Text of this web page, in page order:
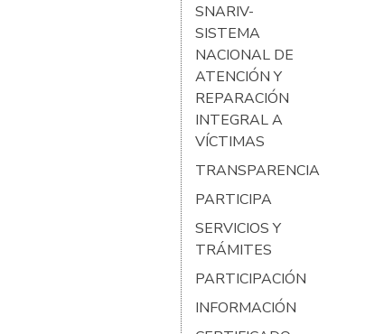
SNARIV-
SISTEMA
NACIONAL DE
ATENCIÓN Y
REPARACIÓN
INTEGRAL A
VÍCTIMAS
TRANSPARENCIA
PARTICIPA
SERVICIOS Y
TRÁMITES
PARTICIPACIÓN
INFORMACIÓN